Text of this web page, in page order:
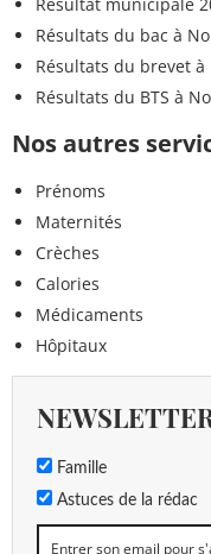
Résultats du bac à
Résultats du brevet
Résultats du BTS à
Nos autres
Prénoms
Maternités
Crèches
Calories
Médicaments
Hôpitaux
Famille
Astuces de la rédac